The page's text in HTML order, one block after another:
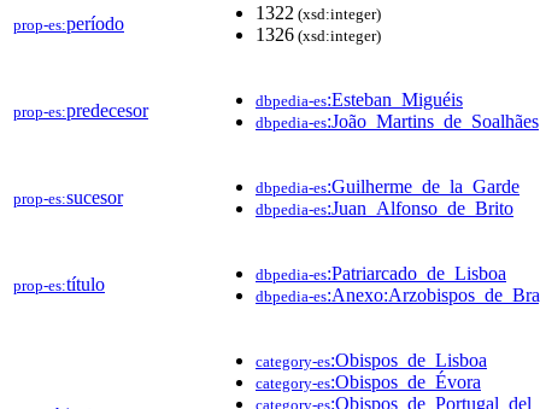
prop-es:período
1322 (xsd:integer)
1326 (xsd:integer)
prop-es:predecesor dbpedia-es:Esteban_Miguéis
dbpedia-es:João_Martins_de_Soalhães
prop-es:sucesor dbpedia-es:Guilherme_de_la_Garde
dbpedia-es:Juan_Alfonso_de_Brito
prop-es:título dbpedia-es:Patriarcado_de_Lisboa
dbpedia-es
category-es:Obispos_de_Lisboa
category-es:Obispos_de_Évora
category-es